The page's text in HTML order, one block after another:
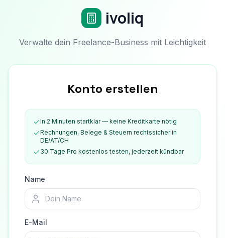
ivoliq
Verwalte dein Freelance-Business mit Leichtigkeit
Konto erstellen
In 2 Minuten startklar — keine Kreditkarte nötig
Rechnungen, Belege & Steuern rechtssicher in
DE/AT/CH
30 Tage Pro kostenlos testen, jederzeit kündbar
Name
E-Mail